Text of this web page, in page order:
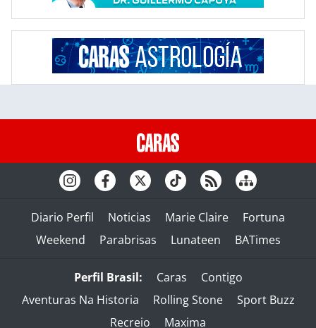
Diario Perfil Noticias Marie Claire
Fortuna
Weekend
Parabrisas Lunateen BATimes
Perfil Brasil: Caras
Contigo
Aventuras Na Historia
Rolling Stone
Sport Buzz
Recreio
Maxima